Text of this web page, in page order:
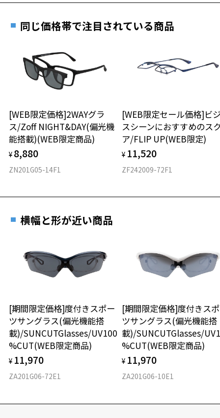
22.6g
※着脱式サングラス：デモレンズ、アタッチメント込みの重さ
タイプ
材質
フロント素材：メタル
す。
実店舗で度数を測定いただけます
お近くのZoff実店舗にて度数を測定いただけます（無料）。
その際は記入用紙をダウンロードしてお使いください。
同じ価格帯で注目されている商品
[WEB限定価格]2WAYグラ
ス/Zoff NIGHT&DAY(偏光機
能搭載)(WEB限定商品)
¥ 8,880
ZN201G05-14F1
[WEB限定セール価格]ビ
スシーンにおすすめのス
ア/FLIP UP(WEB限定)
¥ 11,520
ZF242009-72F1
横幅と形が近い商品
[期間限定価格]度付きスポー
ツサングラス(偏光機能搭
載)/SUNCUTGlasses/UV100
%CUT(WEB限定商品)
¥ 11,970
ZA201G06-72E1
[期間限定価格]度付きス
ツサングラス(偏光機能搭
載)/SUNCUTGlasses/
%CUT(WEB限定商品)
¥ 11,970
ZA201G06-10E1